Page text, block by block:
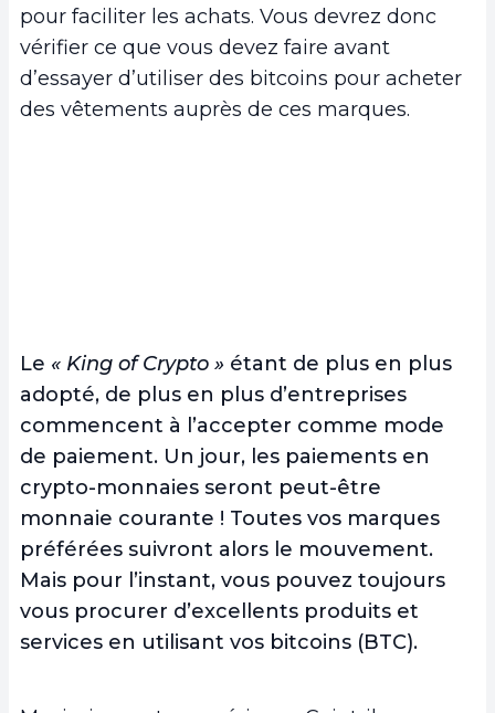
pour faciliter les achats. Vous devrez donc
vérifier ce que vous devez faire avant
d’essayer d’utiliser des bitcoins pour acheter
des vêtements auprès de ces marques.
Le « King of Crypto » étant de plus en plus
adopté, de plus en plus d’entreprises
commencent à l’accepter comme mode
de paiement. Un jour, les paiements en
crypto-monnaies seront peut-être
monnaie courante ! Toutes vos marques
préférées suivront alors le mouvement.
Mais pour l’instant, vous pouvez toujours
vous procurer d’excellents produits et
services en utilisant vos bitcoins (BTC).